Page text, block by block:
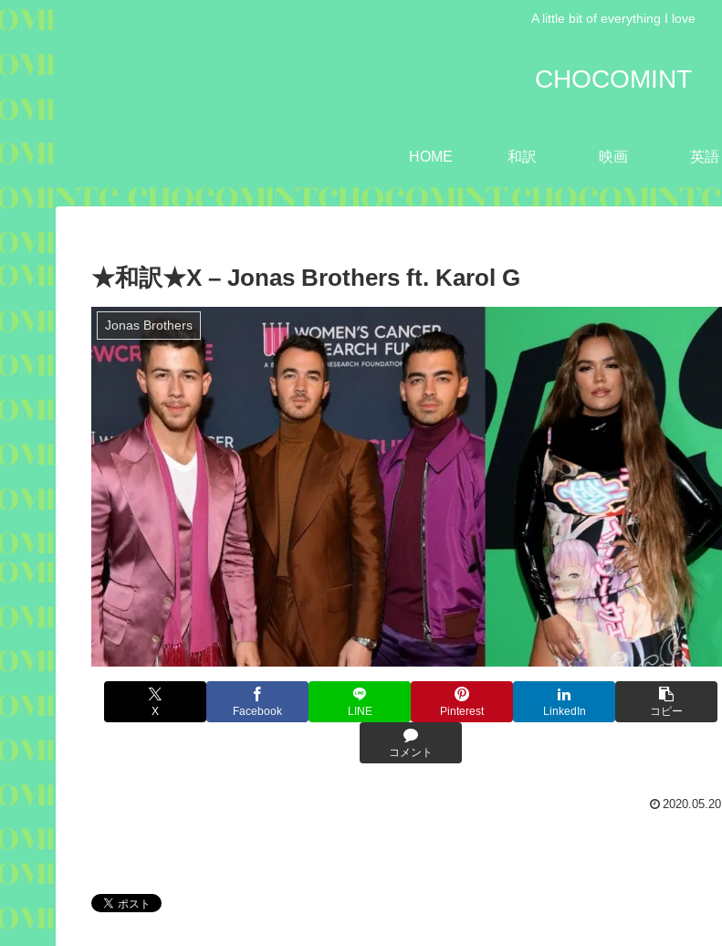
A little bit of everything I love
CHOCOMINT
HOME 和訳 映画 英語
★和訳★X – Jonas Brothers ft. Karol G
Jonas Brothers
X Facebook LINE Pinterest LinkedIn コピー
コメント
2020.05.20